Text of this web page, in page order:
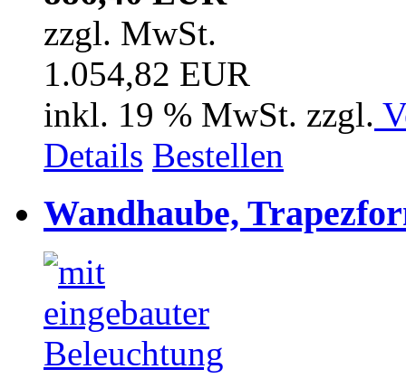
zzgl. MwSt.
1.054,82 EUR
inkl. 19 % MwSt. zzgl.
Details Bestellen
Wandhaube,